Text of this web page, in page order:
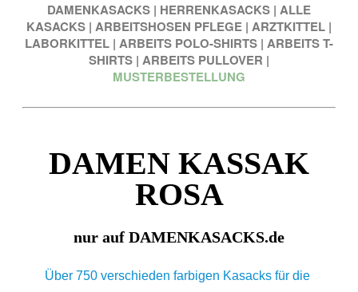
DAMENKASACKS | HERRENKASACKS | ALLE
KASACKS | ARBEITSHOSEN PFLEGE | ARZTKITTEL |
LABORKITTEL | ARBEITS POLO-SHIRTS | ARBEITS T-
SHIRTS | ARBEITS PULLOVER |
MUSTERBESTELLUNG
DAMEN KASSAK
ROSA
nur auf DAMENKASACKS.de
Über 750 verschieden farbigen Kasacks für die